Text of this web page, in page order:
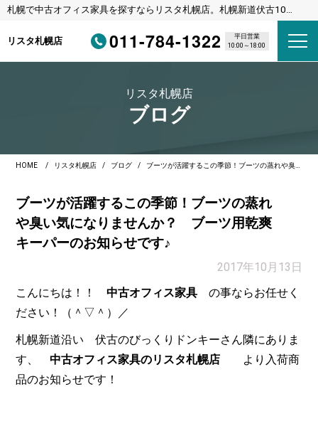
札幌で中古オフィス家具を探すならリスタ札幌店。札幌新道伏古10
リスタ札幌店
011-784-1322
平日営業
10:00～18:00
リスタ札幌店
ブログ
HOME リスタ札幌店 ブログ ブーツが活躍するこの季節！ブーツの蒸れや臭い気になりませんか？ ブーツ用乾爽キーパーのお知らせです♪
ブーツが活躍するこの季節！ブーツの蒸れ
や臭い気になりませんか？ ブーツ用乾爽
キーパーのお知らせです♪
2017年10月13日
こんにちは！！中古オフィス家具 の事ならお任せく
ださい！（＾▽＾）／
札幌新道沿い 伏古のびっくりドンキーさん隣にありま
す、
中古オフィス家具のリスタ札幌店
より入荷商
品のお知らせです！